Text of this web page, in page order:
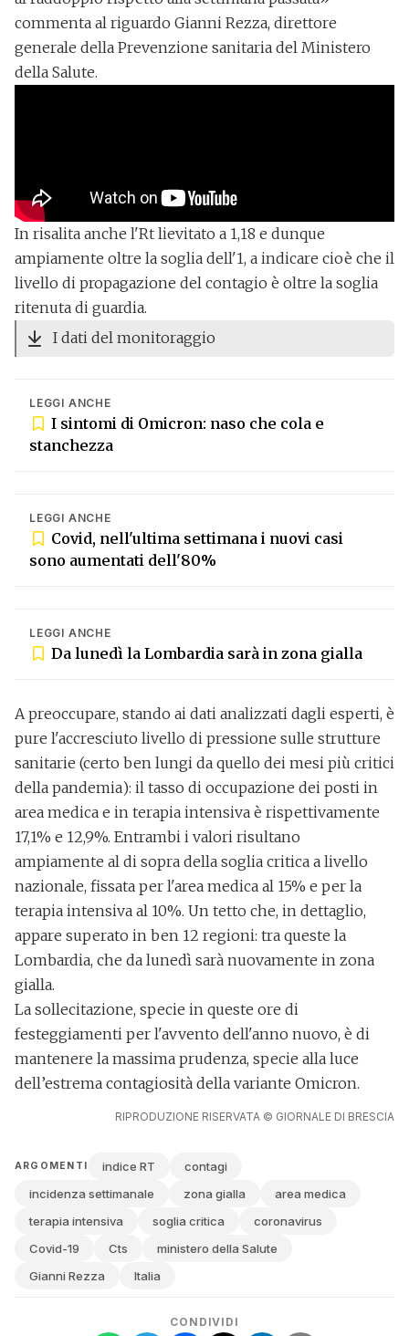
commenta al riguardo Gianni Rezza, direttore
generale della Prevenzione sanitaria del Ministero
della Salute.
In risalita anche l'Rt lievitato a 1,18 e dunque
ampiamente oltre la soglia dell'1, a indicare cioè che il
livello di propagazione del contagio è oltre la soglia
ritenuta di guardia.
I dati del monitoraggio
LEGGI ANCHE
I sintomi di Omicron: naso che cola e
stanchezza
LEGGI ANCHE
Covid, nell'ultima settimana i nuovi casi
sono aumentati dell'80%
LEGGI ANCHE
Da lunedì la Lombardia sarà in zona gialla
A preoccupare, stando ai dati analizzati dagli esperti, è
pure l'accresciuto livello di pressione sulle strutture
sanitarie (certo ben lungi da quello dei mesi più critici
della pandemia): il tasso di occupazione dei posti in
area medica e in terapia intensiva è rispettivamente
17,1% e 12,9%. Entrambi i valori risultano
ampiamente al di sopra della soglia critica a livello
nazionale, fissata per l'area medica al 15% e per la
terapia intensiva al 10%. Un tetto che, in dettaglio,
appare superato in ben 12 regioni: tra queste la
Lombardia, che da lunedì sarà nuovamente in zona
gialla.
La sollecitazione, specie in queste ore di
festeggiamenti per l'avvento dell'anno nuovo, è di
mantenere la massima prudenza, specie alla luce
dell’estrema contagiosità della variante Omicron.
RIPRODUZIONE RISERVATA © GIORNALE DI BRESCIA
ARGOMENTI indice RT
contagi
incidenza settimanale
zona gialla
area medica
terapia intensiva
soglia critica
coronavirus
Covid-19
Cts
ministero della Salute
Gianni Rezza
Italia
CONDIVIDI